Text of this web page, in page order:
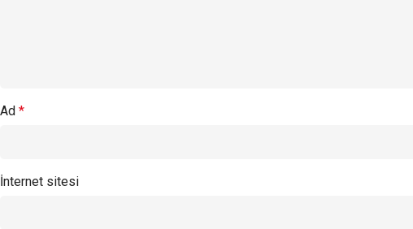
Ad *
İnternet sitesi